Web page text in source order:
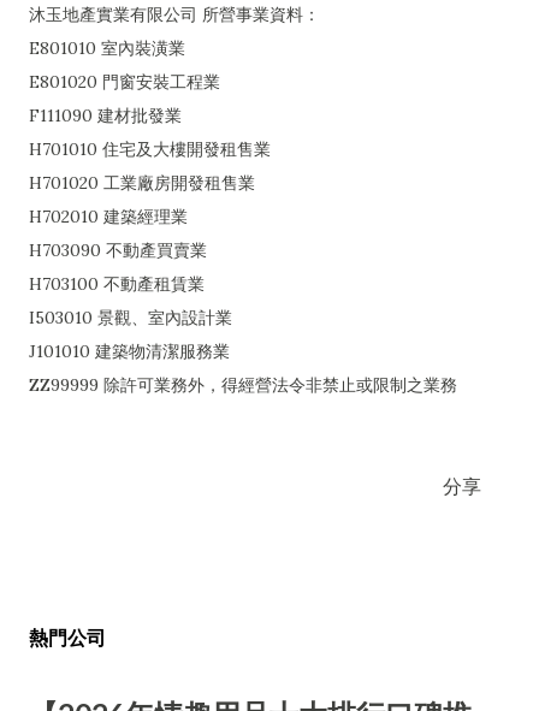
沐玉地產實業有限公司 所營事業資料：
E801010 室內裝潢業
E801020 門窗安裝工程業
F111090 建材批發業
H701010 住宅及大樓開發租售業
H701020 工業廠房開發租售業
H702010 建築經理業
H703090 不動產買賣業
H703100 不動產租賃業
I503010 景觀、室內設計業
J101010 建築物清潔服務業
ZZ99999 除許可業務外，得經營法令非禁止或限制之業務
分享
熱門公司